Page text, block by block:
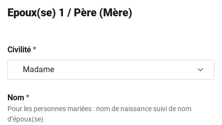
Epoux(se) 1 / Père (Mère)
Civilité(obligatoire)
*
Nom (obligatoire)
*
Pour les personnes mariées : nom de naissance suivi de nom
d’époux(se)